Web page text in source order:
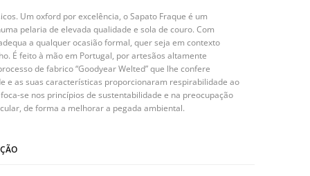
Um oxford por excelência, o Sapato Fraque é um
pelaria de elevada qualidade e sola de couro. Com
a qualquer ocasião formal, quer seja em contexto
É feito à mão em Portugal, por artesãos altamente
de fabrico “Goodyear Welted” que lhe confere
e as suas características proporcionaram respirabilidade ao
se nos princípios de sustentabilidade e na preocupação
de forma a melhorar a pegada ambiental.